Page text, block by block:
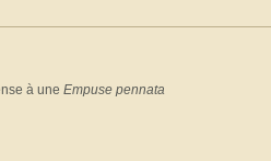
à une Empuse pennata